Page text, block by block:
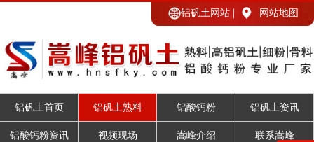
铝矾土网站 网站地图
铝矾土首页 铝矾土熟料 铝酸钙粉 铝矾土资讯
铝酸钙粉资讯 视频现场 嵩峰介绍 联系嵩峰